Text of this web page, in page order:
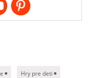
Hry pre deti